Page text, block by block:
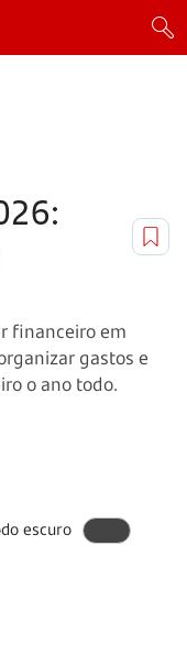
financeiro em
gastos e
o ano todo.
escuro